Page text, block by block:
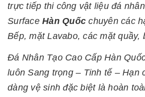
trực tiếp thi công vật liệu đá
SurfaceHàn Quốc chuyên các
Bếp, mặt Lavabo, các mặt quầy,
Đá Nhân Tạo Cao Cấp Hàn
luôn Sang trọng – Tinh tế – Hạn
dàng vệ sinh đặc biệt là hoàn